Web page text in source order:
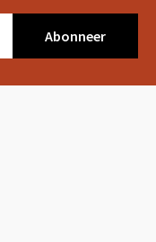
Abonneer